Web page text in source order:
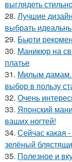
выглядеть
28. Лучшие
выбрать
29. Бьюти
30. Маникюр на
платье
31. Милым дамам.
выбор в пользу
32. Очень
33. Японский
ваших ногтей!
34. Сейчас какая
зелёный
35. Полезное и